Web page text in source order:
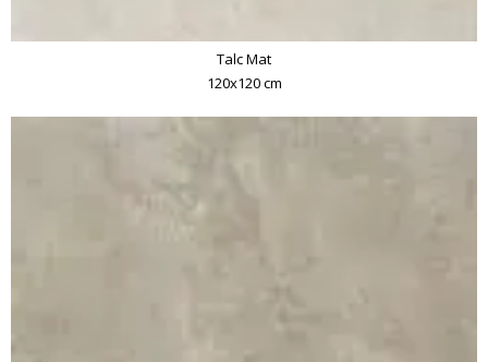
Talc Mat
120x120 cm